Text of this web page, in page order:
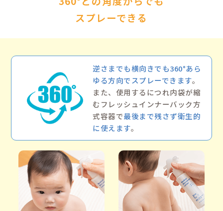
生後1か月の
キッズ、大
お使いい